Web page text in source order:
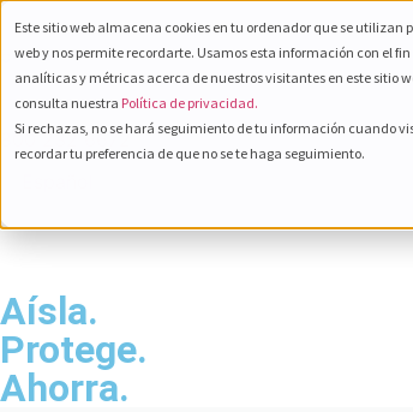
Este sitio web almacena cookies en tu ordenador que se
web y nos permite recordarte. Usamos esta información con el
analíticas y métricas acerca de nuestros visitantes en este sitio
consulta nuestra Política de privacidad.
Si rechazas, no se hará seguimiento de tu información cuando
recordar tu preferencia de que no se te haga seguimiento.
800 232 6672
Aísla.
Protege.
Ahorra.